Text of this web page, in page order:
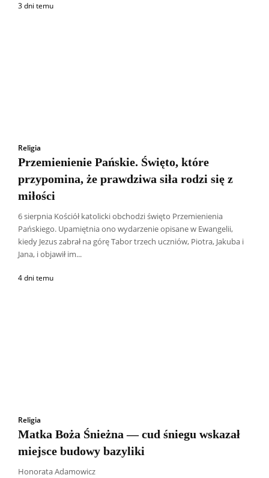
3 dni temu
Religia
Przemienienie Pańskie. Święto, które
przypomina, że prawdziwa siła rodzi się z
miłości
6 sierpnia Kościół katolicki obchodzi święto Przemienienia
Pańskiego. Upamiętnia ono wydarzenie opisane w Ewangelii,
kiedy Jezus zabrał na górę Tabor trzech uczniów, Piotra, Jakuba i
Jana, i objawił im...
4 dni temu
Religia
Matka Boża Śnieżna — cud śniegu wskazał
miejsce budowy bazyliki
Honorata Adamowicz
Wszyscy Aleksander Borowik
ks. Jarosław Wąsowicz SDB